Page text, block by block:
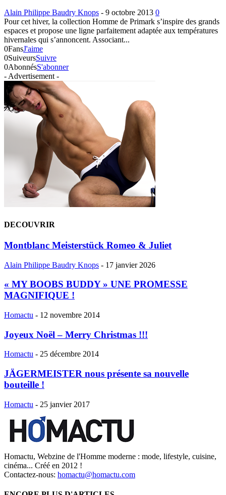
Alain Philippe Baudry Knops - 9 octobre 2013 0
Pour cet hiver, la collection Homme de Primark s’inspire des grands
espaces et propose une ligne parfaitement adaptée aux températures
hivernales qui s’annoncent. Associant...
0FansJ'aime
0SuiveursSuivre
0AbonnésS'abonner
- Advertisement -
DECOUVRIR
Montblanc Meisterstück Romeo & Juliet
Alain Philippe Baudry Knops - 17 janvier 2026
« MY BOOBS BUDDY » UNE PROMESSE
MAGNIFIQUE !
Homactu - 12 novembre 2014
Joyeux Noël – Merry Christmas !!!
Homactu - 25 décembre 2014
JÄGERMEISTER nous présente sa nouvelle
bouteille !
Homactu - 25 janvier 2017
Homactu, Webzine de l'Homme moderne : mode, lifestyle, cuisine,
cinéma... Créé en 2012 !
Contactez-nous: homactu@homactu.com